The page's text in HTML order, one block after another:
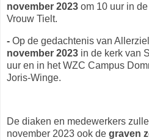
november 2023 om 10 uur in
Vrouw Tielt.
- Op de gedachtenis van
november 2023 in de kerk van
uur en in het WZC Campus
Joris-Winge.
De diaken en medewerkers
november 2023 ook de graven